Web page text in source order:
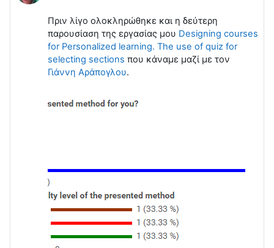
Πριν λίγο ολοκληρώθηκε και η δεύτερη
παρουσίαση της εργασίας μου Designing courses
for Personalized learning. The use of quiz for
selecting sections που κάναμε μαζί με τον
Γιάννη Αράπογλου.